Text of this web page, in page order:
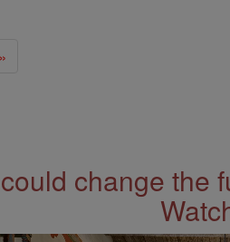
change the